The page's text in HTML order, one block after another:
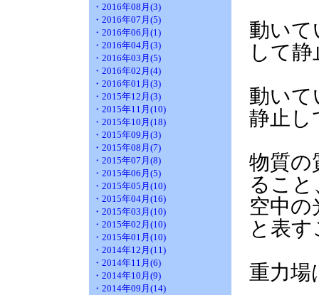
・2016年08月(3)
・2016年07月(5)
・2016年06月(1)
・2016年04月(3)
・2016年03月(5)
・2016年02月(4)
・2016年01月(3)
・2015年12月(3)
・2015年11月(10)
・2015年10月(18)
・2015年09月(3)
・2015年08月(7)
・2015年07月(8)
・2015年06月(5)
・2015年05月(10)
・2015年04月(16)
・2015年03月(10)
・2015年02月(10)
・2015年01月(10)
・2014年12月(11)
・2014年11月(6)
・2014年10月(9)
・2014年09月(14)
動いて
して
動いて
静止し
物質の
るこ
空中の
と表
重力場